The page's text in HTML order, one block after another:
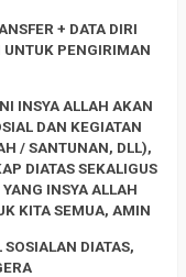
+ DATA DIRI
UNTUK PENGIRIMAN
INSYA ALLAH AKAN
DAN KEGIATAN
/ SANTUNAN, DLL),
DIATAS SEKALIGUS
INSYA ALLAH
KITA SEMUA, AMIN
DIATAS,